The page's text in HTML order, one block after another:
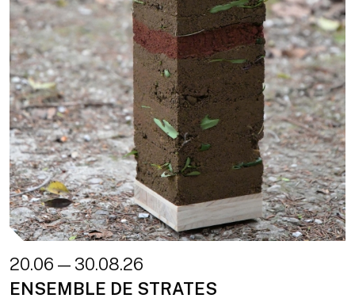
20.06 — 30.08.26
ENSEMBLE DE STRATES